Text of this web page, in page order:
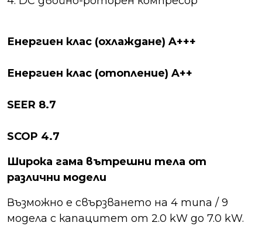
Енергиен клас (охлаждане) A+++
Енергиен клас (отопление) A++
SEER 8.7
SCOP 4.7
Широка гама вътрешни тела от
различни модели
Възможно е свързването на 4 типа / 9
модела с капацитет от 2.0 kW до 7.0 kW.